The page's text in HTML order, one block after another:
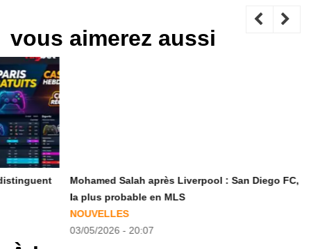
vous aimerez aussi
Mohamed Salah après Liverpool : San Diego FC, destination
la plus probable en MLS
03/05/2026 - 20:07